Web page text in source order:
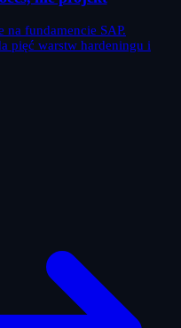
na fundamencie SAP.
pięć warstw hardeningu i